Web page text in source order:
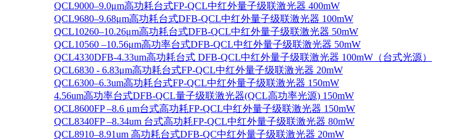
QCL9000–9.0μm高功耗台式FP-QCL中红外量子级联激光器 400mW
QCL9680–9.68μm高功耗台式DFB-QCL中红外量子级联激光器 100mW
QCL10260–10.26μm高功耗台式DFB-QCL中红外量子级联激光器 50mW
QCL10560 –10.56μm高功率台式DFB-QCL中红外量子级联激光器 50mW
QCL4330DFB-4.33um高功耗台式 DFB-QCL中红外量子级联激光器 100mW（台式光源）
QCL6830 - 6.83μm高功耗台式FP-QCL中红外量子级联激光器 20mW
QCL6300–6.3um高功耗台式FP-QCL中红外量子级联激光器 150mW
4.56um高功率台式DFB-QCL量子级联激光器(QCL高功率光源) 150mW
QCL8600FP –8.6 μm台式高功耗FP-QCL中红外量子级联激光器 150mW
QCL8340FP –8.34um 台式高功耗FP-QCL中红外量子级联激光器 80mW
QCL8910–8.91um 高功耗台式DFB-QC中红外量子级联激光器 20mW